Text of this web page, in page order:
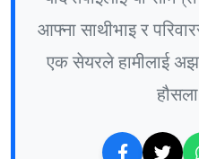
आफ्ना साथीभाइ र
एक सेयरले हामीलाई अझ